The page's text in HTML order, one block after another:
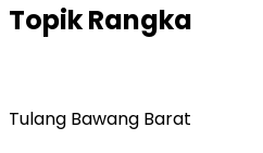
TopikRangka
Tulang Bawang Barat